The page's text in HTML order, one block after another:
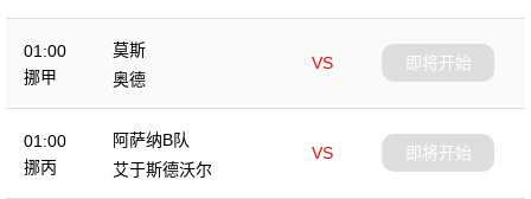
01:00
挪甲
莫斯
VS
奥德
即将开始
01:00
挪丙
阿萨纳B队
VS
艾于斯德沃尔
即将开始